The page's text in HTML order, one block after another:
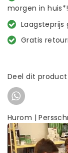
morgen in huis*!
Laagsteprijs
Gratis
Deel dit product
Hurom |